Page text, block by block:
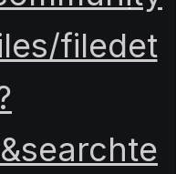
filedet